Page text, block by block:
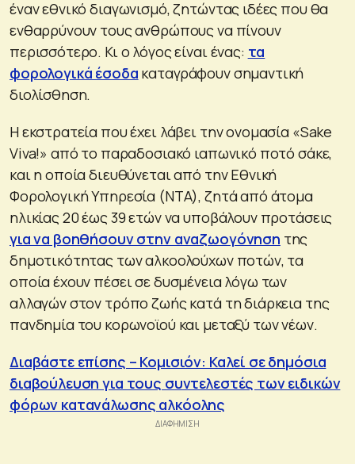
έναν εθνικό διαγωνισμό, ζητώντας ιδέες που θα
ενθαρρύνουν τους ανθρώπους να πίνουν
περισσότερο. Κι ο λόγος είναι ένας: τα
φορολογικά έσοδα καταγράφουν σημαντική
διολίσθηση.
Η εκστρατεία που έχει λάβει την ονομασία «Sake
Viva!» από το παραδοσιακό ιαπωνικό ποτό σάκε,
και η οποία διευθύνεται από την Εθνική
Φορολογική Υπηρεσία (NTA), ζητά από άτομα
ηλικίας 20 έως 39 ετών να υποβάλουν προτάσεις
για να βοηθήσουν στην αναζωογόνηση της
δημοτικότητας των αλκοολούχων ποτών, τα
οποία έχουν πέσει σε δυσμένεια λόγω των
αλλαγών στον τρόπο ζωής κατά τη διάρκεια της
πανδημία του κορωνοϊού και μεταξύ των νέων.
Διαβάστε επίσης – Κομισιόν: Καλεί σε δημόσια
διαβούλευση για τους συντελεστές των ειδικών
φόρων κατανάλωσης αλκόολης